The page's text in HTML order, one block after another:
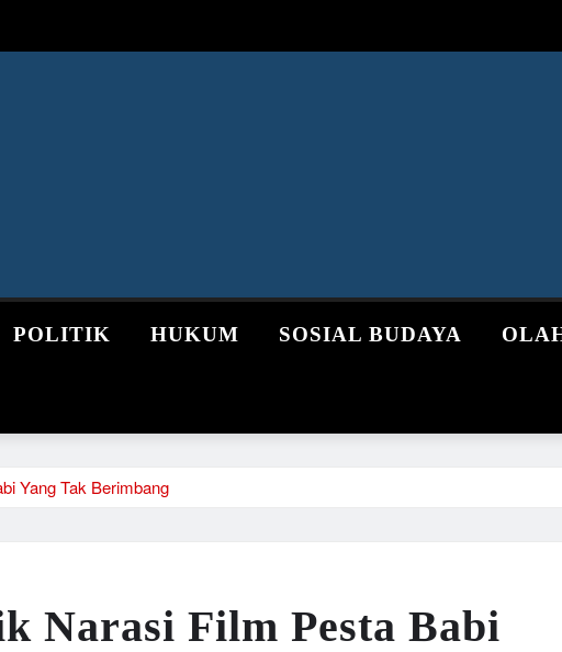
POLITIK HUKUM SOSIAL BUDAYA
Yang Tak Berimbang
Narasi Film Pesta Babi